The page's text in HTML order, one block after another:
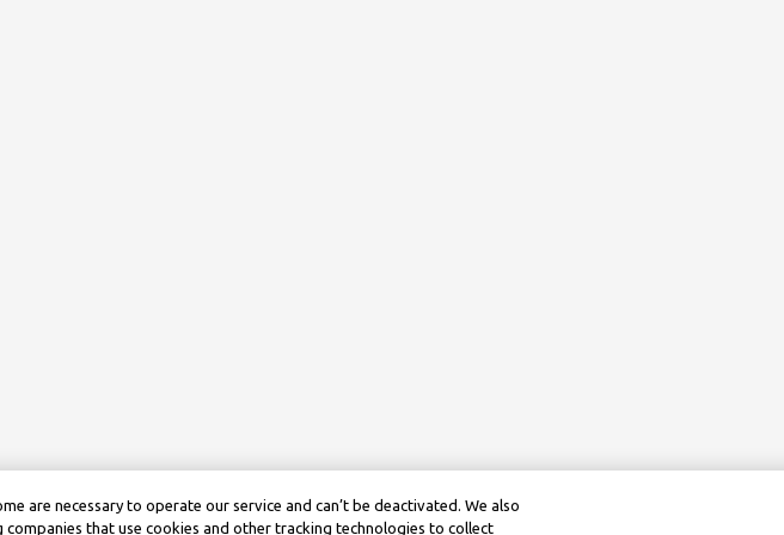
are necessary to operate our service and can’t be deactivated. We also
that use cookies and other tracking technologies to collect